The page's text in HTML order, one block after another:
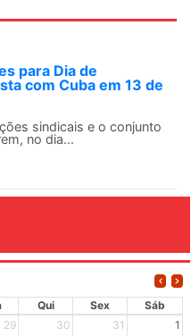
para Dia de
com Cuba em 13 de
sindicais e o conjunto
no dia...
Qui Sex
Sáb
29 30 31 1